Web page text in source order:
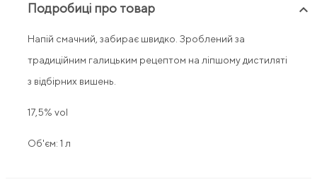
Подробиці про товар keyboard_arrow_up
Напій смачний, забирає швидко. Зроблений за
традиційним галицьким рецептом на ліпшому дистиляті
з відбірних вишень.
17,5% vol
Об'єм: 1 л